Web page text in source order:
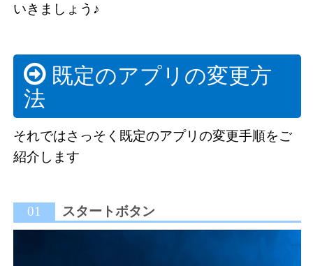
いきましょう♪
既定のアプリの変更方
法
それではさっそく既定のアプリの変更手順をご
紹介します
01 スタートボタン